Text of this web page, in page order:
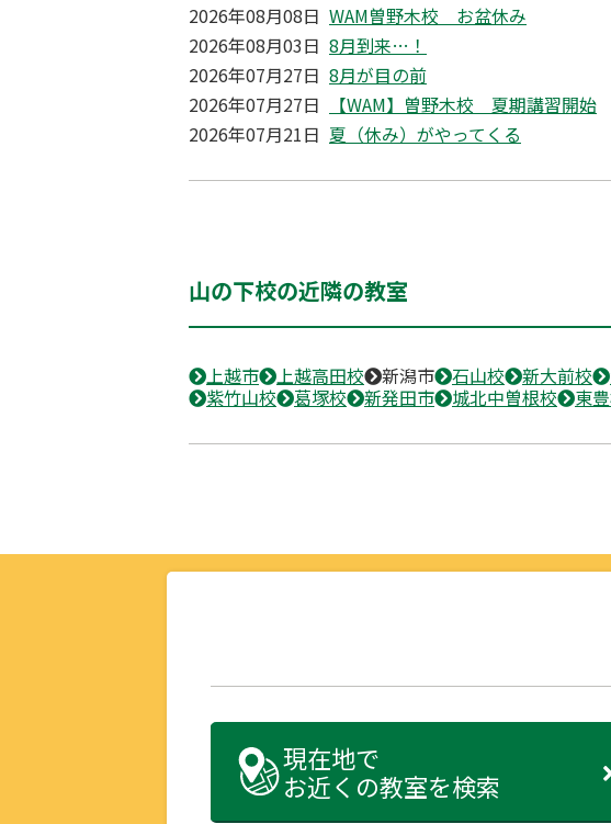
2026年08月08日 WAM曽野木校 お盆休み
2026年08月03日 8月到来…！
2026年07月27日 8月が目の前
2026年07月27日
【WAM】曽野木校 夏期講習開始
2026年07月21日 夏（休み）がやってくる
山の下校の近隣の教室
上越市 上越高田校 新潟市 石山校 新大前校
紫竹山校
葛塚校 新発田市 城北中曽根校 東
現在地で
お近くの教室を検索